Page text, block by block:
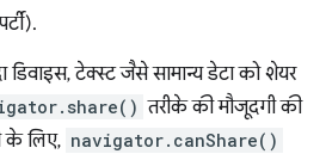
टेक्स्ट जैसे सामान्य डेटा को शेयर
तरीके की मौजूदगी की
के लिए, navigator.canShare()